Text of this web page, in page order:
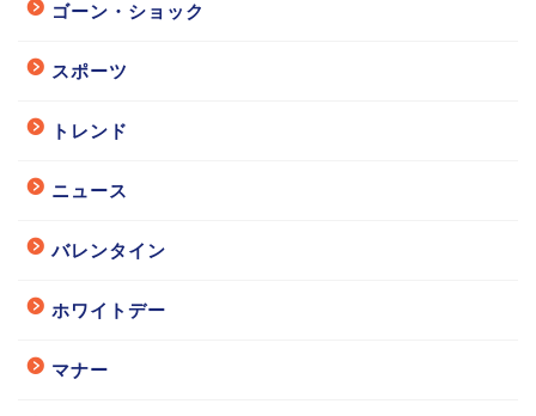
ゴーン・ショック
スポーツ
トレンド
ニュース
バレンタイン
ホワイトデー
マナー